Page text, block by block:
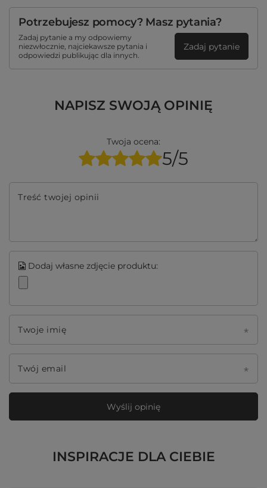
Potrzebujesz pomocy? Masz pytania?
Zadaj pytanie a my odpowiemy
niezwłocznie, najciekawsze pytania i
odpowiedzi publikując dla innych.
Zadaj pytanie
NAPISZ SWOJĄ OPINIĘ
Twoja ocena:
5/5
Treść twojej opinii
Dodaj własne zdjęcie produktu:
Twoje imię
Twój email
Wyślij opinię
INSPIRACJE DLA CIEBIE